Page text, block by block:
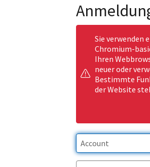
Sie verwenden
Chromium-
Ihren
neuer oder
Bestimmte
der Website